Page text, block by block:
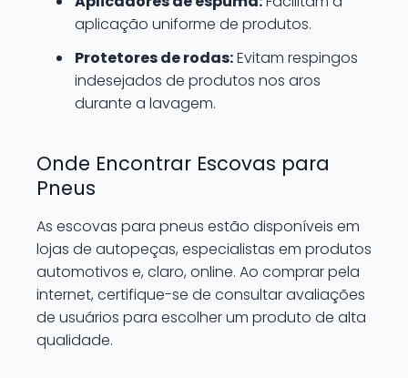
aplicação uniforme de produtos.
Protetores de rodas:Evitam respingos
indesejados de produtos nos aros
durante a lavagem.
Onde Encontrar Escovas para
Pneus
As escovas para pneus estão disponíveis em
lojas de autopeças, especialistas em produtos
automotivos e, claro, online. Ao comprar pela
internet, certifique-se de consultar avaliações
de usuários para escolher um produto de alta
qualidade.